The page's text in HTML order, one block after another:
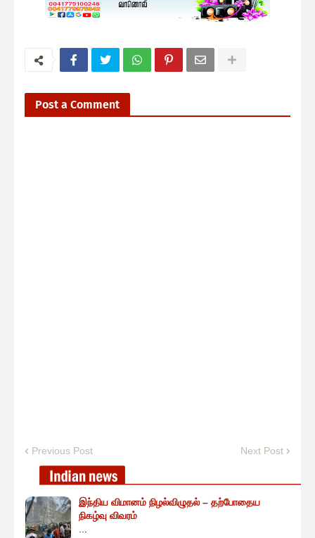
Post a Comment
Previous Post Next Post
இந்திய விமானம் நிழல்விழுதல் – தற்போதைய
நிகழ்வு விவரம்